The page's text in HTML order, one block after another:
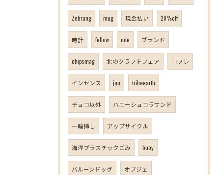
Zebrang mug 現金払い 20%off
時計 fellow ode ブランド
chipsmag 北のクラフトフェア コフレ
インセンス jau tribeearth
チョコ以外 ハニーショコラサンド
一輪挿し アップサイクル
海洋プラスチックごみ buoy
バルーンドッグ オブジェ